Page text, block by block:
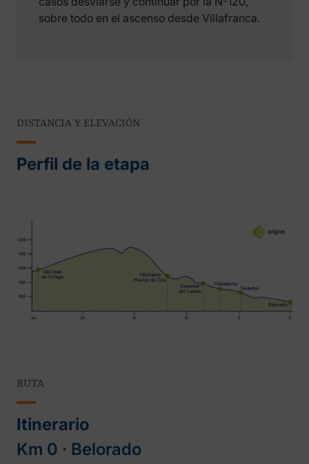
sobre todo en el ascenso desde Villafranca.
DISTANCIA Y ELEVACIÓN
Perfil de la etapa
RUTA
Itinerario
Km 0 ‧ Belorado